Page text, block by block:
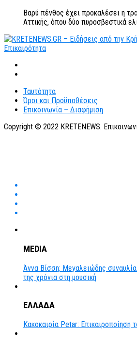
Βαρύ πένθος έχει προκαλέσει η
Αττικής, όπου δύο πυροσβεστικά
Ταυτότητα
Όροι και Προϋποθέσεις
Επικοινωνία – Διαφήμιση
Copyright © 2022 KRETENEWS.
MEDIA
Άννα Βίσση: Μεγαλειώδης
της χρόνια στη μουσική
ΕΛΛΑΔΑ
Κακοκαιρία Petar: Επικαιροποίηση